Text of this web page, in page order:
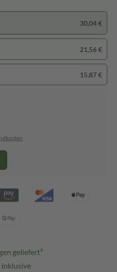
30,04 €
21,56 €
15,87 €
geliefert³